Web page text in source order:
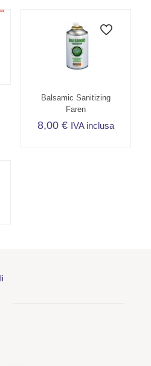
Balsamic Sanitizing
Faren
8,00 € IVA inclusa